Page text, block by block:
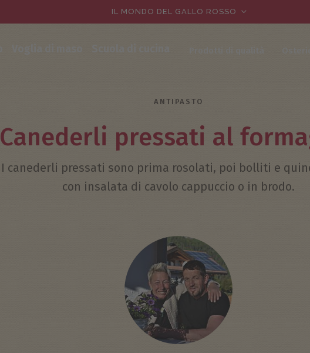
IL MONDO DEL GALLO ROSSO
ANTIPASTO
Canederli pressati al
I canederli pressati sono prima rosolati, poi bolliti e
con insalata di cavolo cappuccio o in brodo.